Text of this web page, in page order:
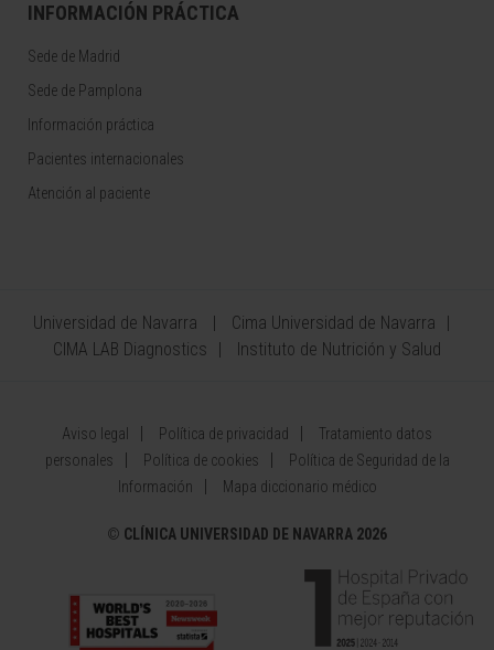
INFORMACIÓN PRÁCTICA
Sede de Madrid
Sede de Pamplona
Información práctica
Pacientes internacionales
Atención al paciente
Universidad de Navarra
Cima Universidad de Navarra
CIMA LAB Diagnostics
Instituto de Nutrición y Salud
Aviso legal Política de privacidad
Tratamiento datos
personales
Política de cookies
Política de Seguridad de la
Información
Mapa diccionario médico
© CLÍNICA UNIVERSIDAD DE NAVARRA 2026